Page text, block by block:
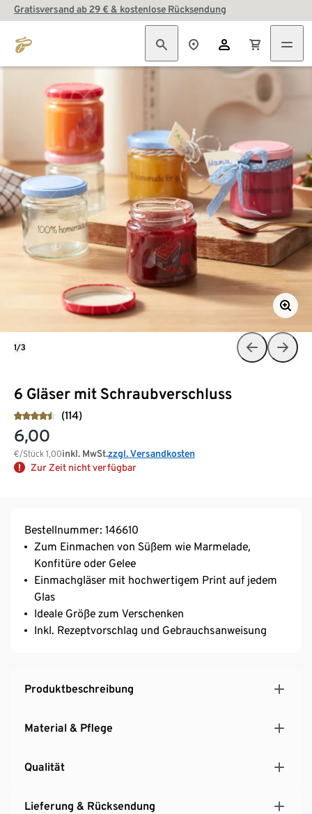
Gratisversand ab 29 € & kostenlose Rücksendung
6 Gläser mit Schraubverschluss
(114)
6,00
€/Stück 1,00inkl. MwSt.zzgl. Versandkosten
Zur Zeit nicht verfügbar
1/3
Bestellnummer: 146610
Zum Einmachen von Süßem wie Marmelade,
Konfitüre oder Gelee
Einmachgläser mit hochwertigem Print auf jedem
Glas
Ideale Größe zum Verschenken
Inkl. Rezeptvorschlag und Gebrauchsanweisung
Produktbeschreibung
Material & Pflege
Qualität
Lieferung & Rücksendung